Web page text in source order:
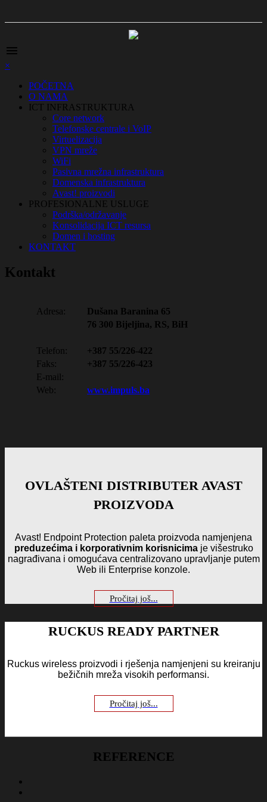
menu
×
POČETNA
O NAMA
ICT INFRASTRUKTURA
Core network
Telefonske centrale i VoIP
Virtuelizacija
VPN mreže
WiFi
Pasivna mrežna infrastruktura
Domenska infrastruktura
Avast! proizvodi
PROFESIONALNE USLUGE
Podrška/održavanje
Konsolidacija ICT resursa
Domen i hosting
KONTAKT
Kontakt
Adresa:
Dušana Baranina 65
76 300 Bijeljina, RS, BiH
Telefon:
+387 55/226-422
Faks:
+387 55/226-423
E-mail:
Web:
www.impuls.ba
OVLAŠTENI DISTRIBUTER AVAST
PROIZVODA
Avast! Endpoint Protection paleta proizvoda namjenjena
preduzećima i korporativnim korisnicimaje višestruko
nagrađivana i omogućava centralizovano upravljanje putem
Web ili Enterprise konzole.
Pročitaj još...
RUCKUS READY PARTNER
Ruckus wireless proizvodi i rješenja namjenjeni su kreiranju
bežičnih mreža visokih performansi.
Pročitaj još...
REFERENCE